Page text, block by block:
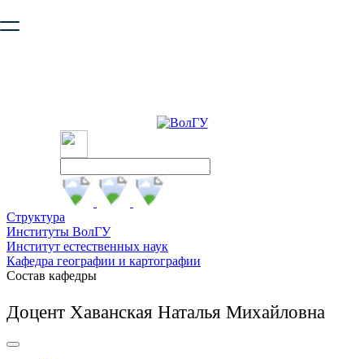
безопасную работу с сайтом. Пожалуйста
Структура
Институты ВолГУ
Институт естественных наук
Кафедра географии и картографии
Состав кафедры
Доцент Хаванская Наталья Михайловна